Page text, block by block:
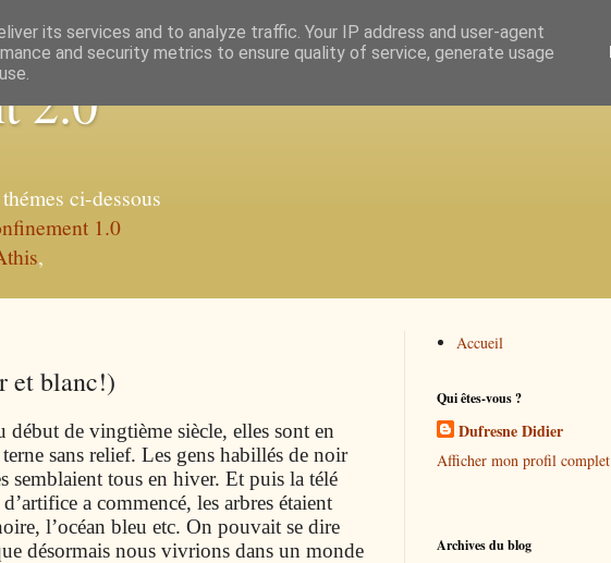
2.0
ci-dessous
1.0
,
et blanc!)
de vingtième siècle, elles sont en
sans relief. Les gens habillés de noir
semblaient tous en hiver. Et puis la télé
a commencé, les arbres étaient
l’océan bleu etc. On pouvait se dire
désormais nous vivrions dans un monde
Accueil
Qui êtes-vous ?
Dufresne Didier
Afficher mon profil complet
Archives du blog
its services and to analyze traffic. Your IP address and user-agent
and security metrics to ensure quality of service, generate usage